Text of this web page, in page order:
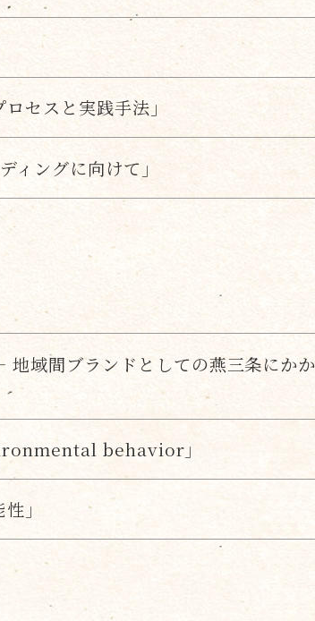
セスと実践手法」
ィングに向けて」
地域間ブランドとしての燕三条にか
behavior」
」